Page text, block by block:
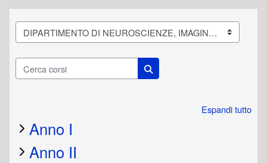
Categorie di corso
Cerca corsi
Cerca corsi
Espandi tutto
Anno I
Anno II